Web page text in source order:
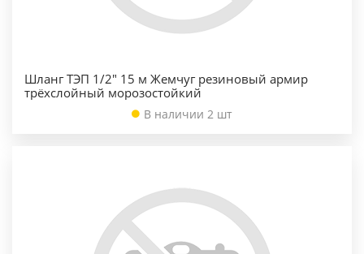
Шланг ТЭП 1/2" 15 м Жемчуг резиновый армир
трёхслойный морозостойкий
В наличии 2 шт